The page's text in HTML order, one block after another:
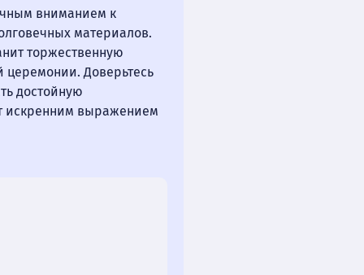
вниманием к
материалов.
торжественную
церемонии. Доверьтесь
достойную
искренним выражением